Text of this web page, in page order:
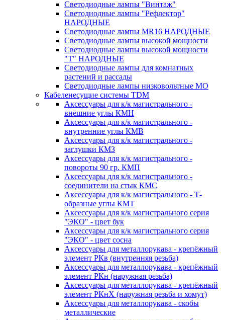
Светодиодные лампы "Винтаж"
Светодиодные лампы "Рефлектор"
НАРОДНЫЕ
Светодиодные лампы MR16 НАРОДНЫЕ
Светодиодные лампы высокой мощности
Светодиодные лампы высокой мощности
"Т" НАРОДНЫЕ
Светодиодные лампы для комнатных
растений и рассады
Светодиодные лампы низковольтные МО
Кабеленесущие системы TDM
Аксессуары для к/к магистрального -
внешние углы КМН
Аксессуары для к/к магистрального -
внутренние углы КМВ
Аксессуары для к/к магистрального -
заглушки КМЗ
Аксессуары для к/к магистрального -
повороты 90 гр. КМП
Аксессуары для к/к магистрального -
соединители на стык КМС
Аксессуары для к/к магистрального - Т-
образные углы КМТ
Аксессуары для к/к магистрального серия
"ЭКО" - цвет бук
Аксессуары для к/к магистрального серия
"ЭКО" - цвет сосна
Аксессуары для металлорукава - крепёжный
элемент РКв (внутренняя резьба)
Аксессуары для металлорукава - крепёжный
элемент РКн (наружная резьба)
Аксессуары для металлорукава - крепёжный
элемент РКнХ (наружная резьба и хомут)
Аксессуары для металлорукава - скобы
металлические